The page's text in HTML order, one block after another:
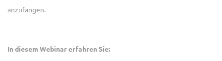
anzufangen.
In diesem Webinar erfahren Sie: